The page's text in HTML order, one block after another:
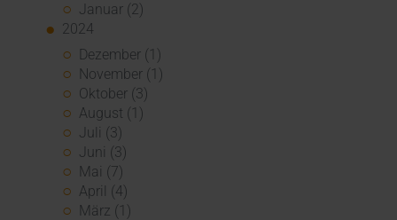
Januar (2)
2024
Dezember (1)
November (1)
Oktober (3)
August (1)
Juli (3)
Juni (3)
Mai (7)
April (4)
März (1)